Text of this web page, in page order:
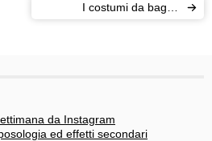
I costumi da bagno
da Instagram
ed effetti secondari